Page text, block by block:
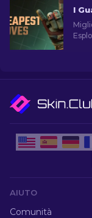
AIUTO
Comunità